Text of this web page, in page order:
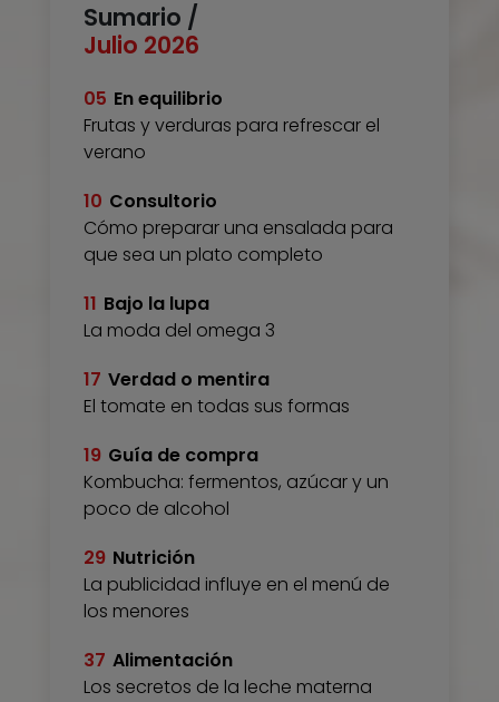
Sumario /
Julio 2026
05 En equilibrio
Frutas y verduras para refrescar el
verano
10 Consultorio
Cómo preparar una ensalada para
que sea un plato completo
11 Bajo la lupa
La moda del omega 3
17 Verdad o mentira
El tomate en todas sus formas
19 Guía de compra
Kombucha: fermentos, azúcar y un
poco de alcohol
29 Nutrición
La publicidad influye en el menú de
los menores
37 Alimentación
Los secretos de la leche materna